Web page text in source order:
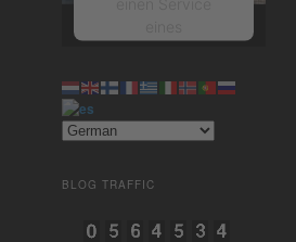
einzubetten.
Dieser Service
kann Daten zu
sammeln. Bitte
Details durch und
BLOG TRAFFIC